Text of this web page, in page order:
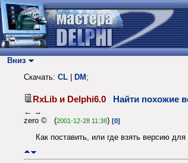
Вниз
Скачать: CL DM ;
RxLib и Delphi6.0 Найти похожие
← →
zero © (2001-12-28 11:38) [0]
Как поставить, или где взять версию